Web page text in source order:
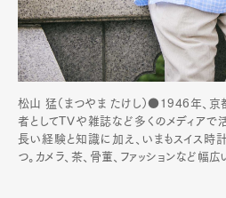
松山 猛（まつやま たけし）●1946年、京
者としてTVや雑誌など多くのメディアで活
長い経験と知識に加え、いまもスイス時
つ。カメラ、茶、骨董、ファッションなど幅